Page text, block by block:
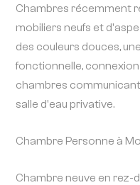
Chambres récemment
mobiliers neufs et
des couleurs douces,
fonctionnelle, connexion
chambres
salle d'eau privative.
Chambre Personne à
Chambre neuve en rez-